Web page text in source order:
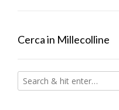
Cerca in Millecolline